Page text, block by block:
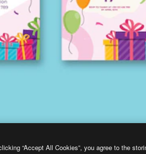
“Accept All Cookies”, you agree to the